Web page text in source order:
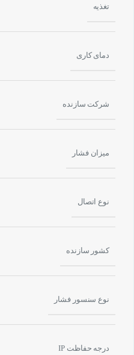
تغذیه
دمای کاری
شرکت سازنده
میزان فشار
نوع اتصال
کشور سازنده
نوع سنسور فشار
درجه حفاظت IP